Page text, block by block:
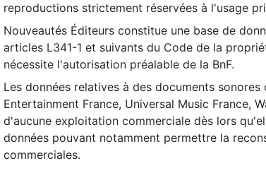
reproductions strictement réservées à l'usage
Nouveautés Éditeurs constitue une base de
articles L341-1 et suivants du Code de la
nécessite l'autorisation préalable de la BnF.
Les données relatives à des documents
Entertainment France, Universal Music France,
d'aucune exploitation commerciale dès lors
données pouvant notamment permettre la
commerciales.